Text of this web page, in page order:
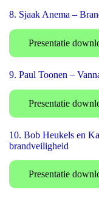
8. Sjaak Anema –
Presentatie
9. Paul Toonen –
Presentatie
10. Bob Heukels en
brandveiligheid
Presentatie